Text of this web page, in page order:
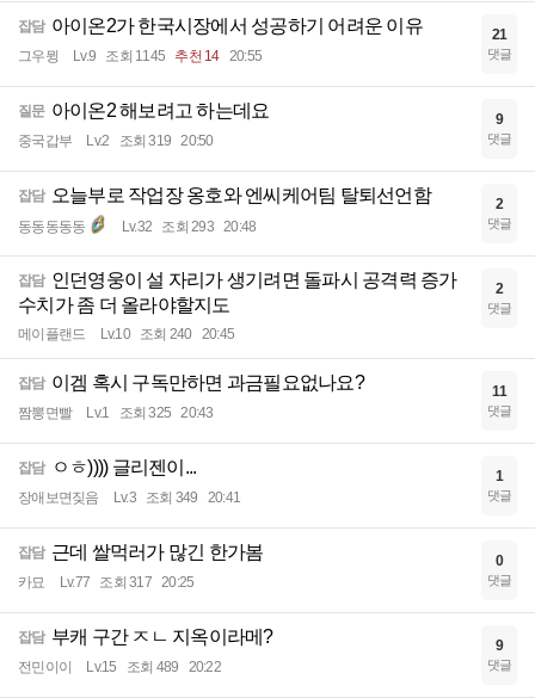
잡담 아이온2가 한국시장에서 성공하기 어려운 이유
그우뮝 Lv.9 조회 1145 추천 14 20:55
21
댓글
질문 아이온2 해보려고 하는데요
중국갑부 Lv.2 조회 319 20:50
9
댓글
잡담 오늘부로 작업장 옹호와 엔씨케어팀 탈퇴선언함
동동동동동 Lv.32 조회 293 20:48
2
댓글
잡담 인던영웅이 설 자리가 생기려면 돌파시 공격력 증가
수치가 좀 더 올라야할지도
메이플랜드 Lv.10 조회 240 20:45
2
댓글
잡담 이겜 혹시 구독만하면 과금필요없나요?
짬뽕면빨 Lv.1 조회 325 20:43
11
댓글
잡담 ㅇㅎ)))) 글리젠이...
장애보면짖음 Lv.3 조회 349 20:41
1
댓글
잡담 근데 쌀먹러가 많긴 한가봄
카묘 Lv.77 조회 317 20:25
0
댓글
잡담 부캐 구간 ㅈㄴ 지옥이라메?
전민이이 Lv.15 조회 489 20:22
9
댓글